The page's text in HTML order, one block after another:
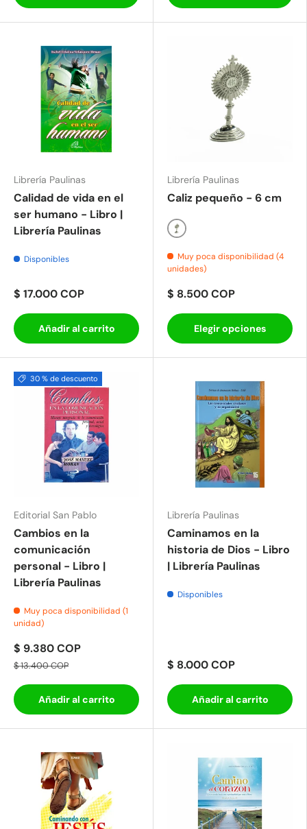
Librería Paulinas
Calidad de vida en el
ser humano - Libro |
Librería Paulinas
Disponibles
$ 17.000 COP
Añadir al carrito
Librería Paulinas
Caliz pequeño - 6 cm
Plateado
Muy poca disponibilidad (4
unidades)
$ 8.500 COP
Elegir opciones
30 % de descuento
Editorial San Pablo
Cambios en la
comunicación
personal - Libro |
Librería Paulinas
Muy poca disponibilidad (1
unidad)
$ 9.380 COP
$ 13.400 COP
Añadir al carrito
Librería Paulinas
Caminamos en la
historia de Dios - Libro
| Librería Paulinas
Disponibles
$ 8.000 COP
Añadir al carrito